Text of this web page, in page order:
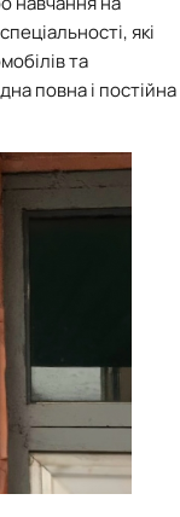
які
та
повна і постійна